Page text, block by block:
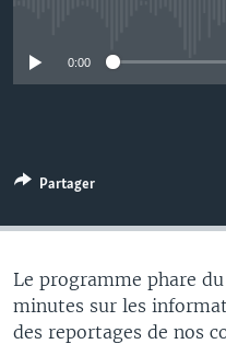
0:00
Partager
Le programme phare
minutes sur les
des reportages de nos